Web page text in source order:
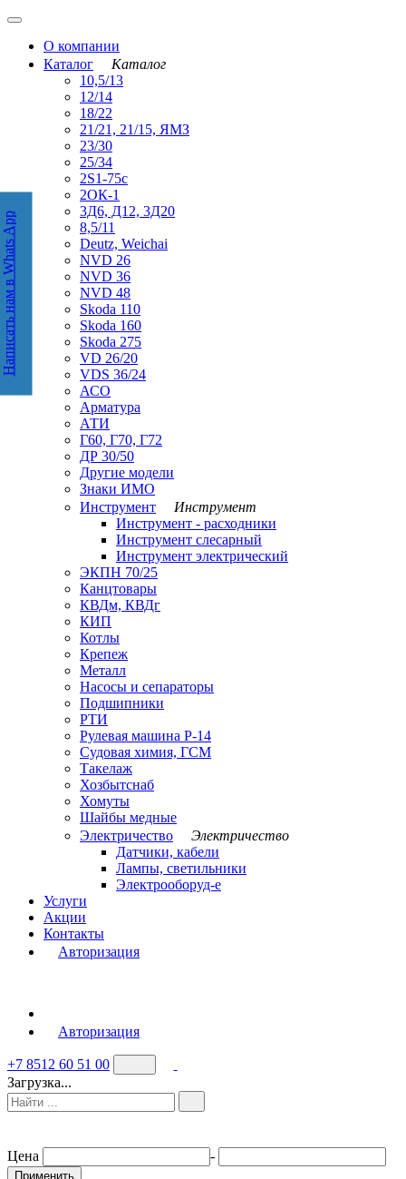
О компании
Каталог
Каталог
10,5/13
12/14
18/22
21/21, 21/15, ЯМЗ
23/30
25/34
2S1-75с
2ОК-1
3Д6, Д12, 3Д20
8,5/11
Deutz, Weichai
NVD 26
NVD 36
NVD 48
Skoda 110
Skoda 160
Skoda 275
VD 26/20
VDS 36/24
АСО
Арматура
АТИ
Г60, Г70, Г72
ДР 30/50
Другие модели
Знаки ИМО
Инструмент
Инструмент
Инструмент - расходники
Инструмент слесарный
Инструмент электрический
ЭКПН 70/25
Канцтовары
КВДм, КВДг
КИП
Котлы
Крепеж
Металл
Насосы и сепараторы
Подшипники
РТИ
Рулевая машина Р-14
Судовая химия, ГСМ
Такелаж
Хозбытснаб
Хомуты
Шайбы медные
Электричество
Электричество
Датчики, кабели
Лампы, светильники
Электрооборуд-е
Услуги
Акции
Контакты
Авторизация
Авторизация
+7 8512 60 51 00
Загрузка...
Цена -
Применить
Написать нам в WhatsApp
Написать нам в Whats App